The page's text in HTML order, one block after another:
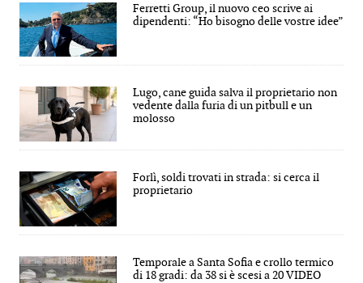
Ferretti Group, il nuovo ceo scrive ai
dipendenti: “Ho bisogno delle vostre idee”
Lugo, cane guida salva il proprietario non
vedente dalla furia di un pitbull e un
molosso
Forlì, soldi trovati in strada: si cerca il
proprietario
Temporale a Santa Sofia e crollo termico
di 18 gradi: da 38 si è scesi a 20 VIDEO